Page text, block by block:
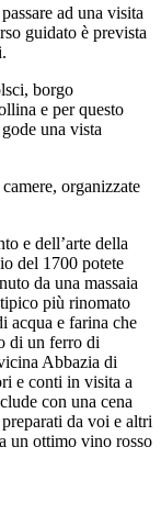
ad una visita
guidato è prevista
borgo
e per questo
una vista
organizzate
e dell’arte della
del 1700 potete
da una massaia
più rinomato
acqua e farina che
di un ferro di
Abbazia di
e conti in visita a
con una cena
da voi e altri
un ottimo vino rosso